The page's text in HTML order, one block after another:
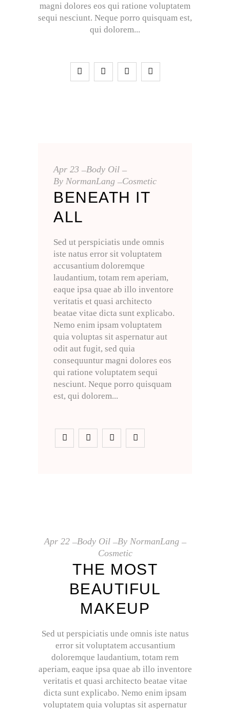
magni dolores eos qui ratione voluptatem
sequi nesciunt. Neque porro quisquam est,
qui dolorem
Apr 23
Body Oil
By NormanLang Cosmetic
BENEATH IT
ALL
Sed ut perspiciatis unde omnis
iste natus error sit voluptatem
accusantium doloremque
laudantium, totam rem aperiam,
eaque ipsa quae ab illo inventore
veritatis et quasi architecto
beatae vitae dicta sunt explicabo.
Nemo enim ipsam voluptatem
quia voluptas sit aspernatur aut
odit aut fugit, sed quia
consequuntur magni dolores eos
qui ratione voluptatem sequi
nesciunt. Neque porro quisquam
est, qui dolorem
Apr 22 Body Oil By NormanLang
Cosmetic
THE MOST
BEAUTIFUL
MAKEUP
Sed ut perspiciatis unde omnis iste natus
error sit voluptatem accusantium
doloremque laudantium, totam rem
aperiam, eaque ipsa quae ab illo inventore
veritatis et quasi architecto beatae vitae
dicta sunt explicabo. Nemo enim ipsam
voluptatem quia voluptas sit aspernatur